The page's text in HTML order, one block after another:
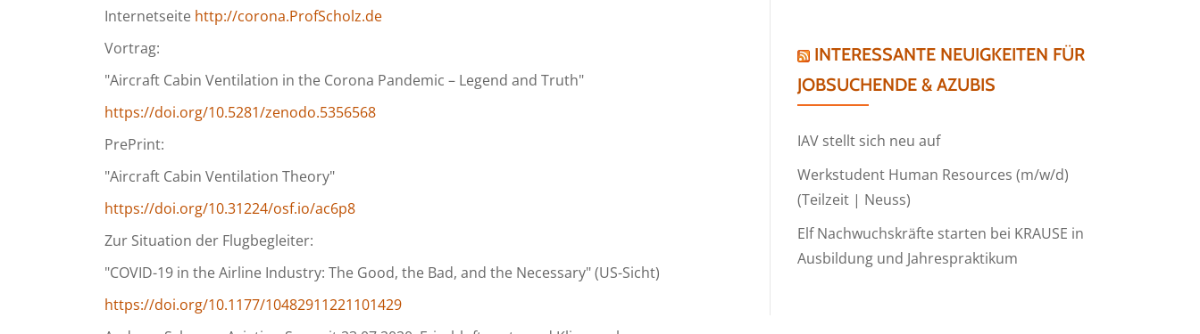
Internetseite http://corona.ProfScholz.de
Vortrag:
"Aircraft Cabin Ventilation in the Corona Pandemic – Legend and Truth"
https://doi.org/10.5281/zenodo.5356568
PrePrint:
"Aircraft Cabin Ventilation Theory"
https://doi.org/10.31224/osf.io/ac6p8
Zur Situation der Flugbegleiter:
"COVID-19 in the Airline Industry: The Good, the Bad, and the Necessary" (US-Sicht)
https://doi.org/10.1177/10482911221101429
INTERESSANTE NEUIGKEITEN FÜR
JOBSUCHENDE & AZUBIS
IAV stellt sich neu auf
Werkstudent Human Resources (m/w/d)
(Teilzeit | Neuss)
Elf Nachwuchskräfte starten bei KRAUSE in
Ausbildung und Jahrespraktikum